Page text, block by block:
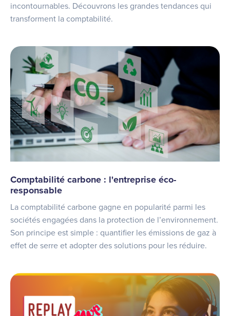
incontournables. Découvrons les grandes tendances qui
transforment la comptabilité.
Comptabilité carbone : l'entreprise éco-
responsable
La comptabilité carbone gagne en popularité parmi les
sociétés engagées dans la protection de l’environnement.
Son principe est simple : quantifier les émissions de gaz à
effet de serre et adopter des solutions pour les réduire.